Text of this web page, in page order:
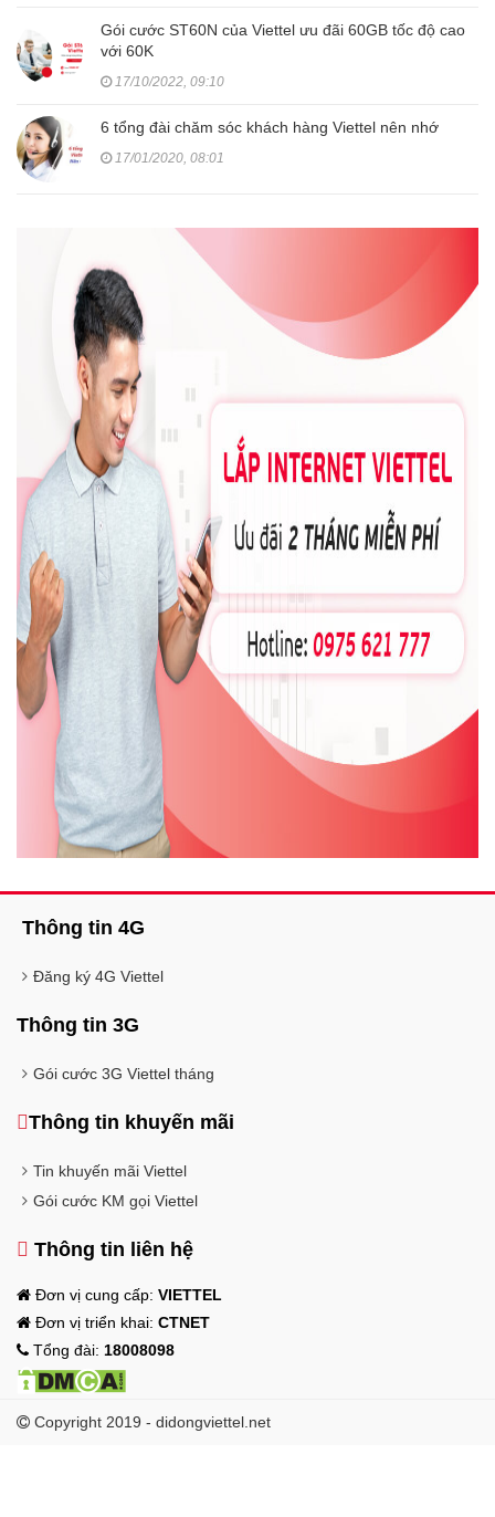
Gói cước ST60N của Viettel ưu đãi 60GB tốc độ cao
với 60K
17/10/2022, 09:10
6 tổng đài chăm sóc khách hàng Viettel nên nhớ
17/01/2020, 08:01
Thông tin 4G
Đăng ký 4G Viettel
Thông tin 3G
Gói cước 3G Viettel tháng
Thông tin khuyến mãi
Tin khuyến mãi Viettel
Gói cước KM gọi Viettel
Thông tin liên hệ
Đơn vị cung cấp: VIETTEL
Đơn vị triển khai: CTNET
Tổng đài: 18008098
Copyright 2019 - didongviettel.net